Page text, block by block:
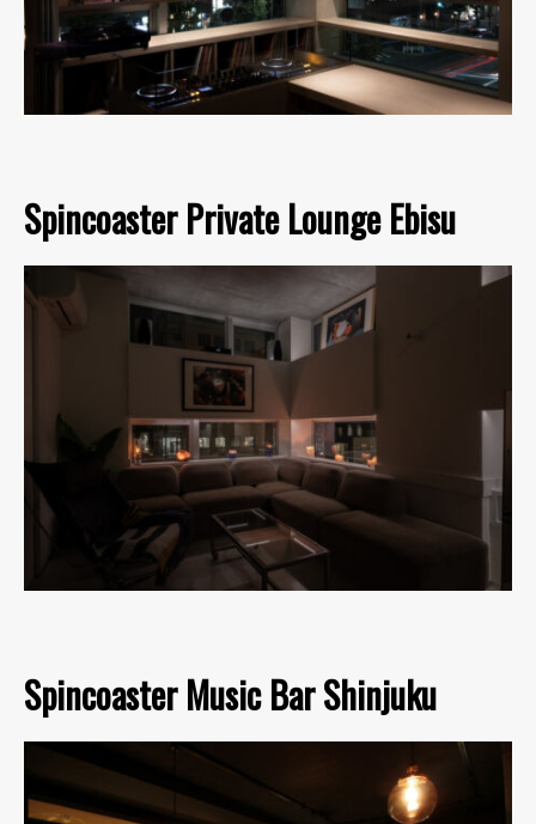
Spincoaster Private Lounge Ebisu
Spincoaster Music Bar Shinjuku